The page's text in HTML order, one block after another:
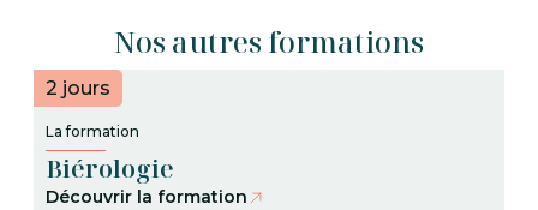
Nos autres formations
2 jours
La formation
Biérologie
Découvrir la formation